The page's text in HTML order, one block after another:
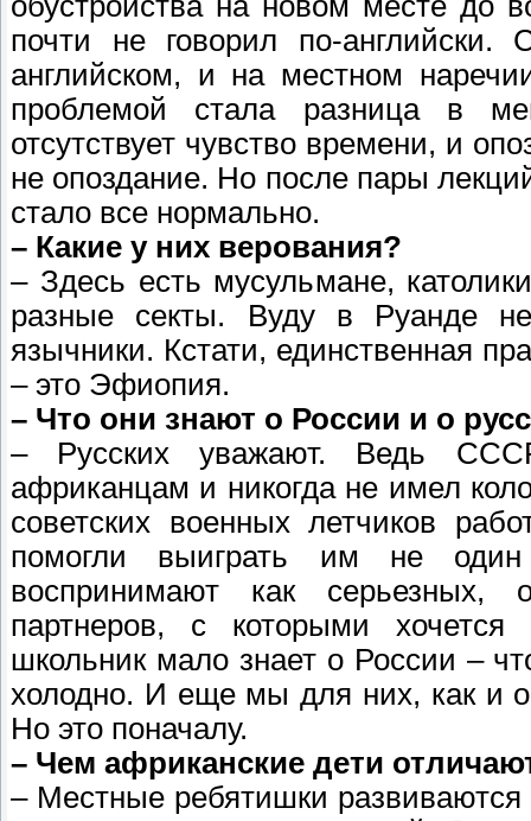
почти не говорил по-английски.
английском, и на местном
проблемой стала разница в
отсутствует чувство времени, и
не опоздание. Но после пары
стало все нормально.
– Какие у них верования?
– Здесь есть мусульмане,
разные секты. Вуду в Руанде
язычники. Кстати, единственная
– это Эфиопия.
– Что они знают о России и о
– Русских уважают. Ведь
африканцам и никогда не имел
советских военных летчиков
помогли выиграть им не
воспринимают как серьезных,
партнеров, с которыми
школьник мало знает о России –
холодно. И еще мы для них, как и
Но это поначалу.
– Чем африканские дети
– Местные ребятишки развиваются